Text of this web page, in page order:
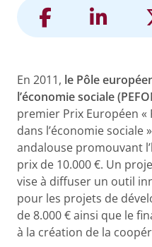
En 2011, le Pôle
l’économie sociale
premier Prix Européen «
dans l’économie sociale
andalouse promouvant
prix de 10.000 €. Un
vise à diffuser un outil
pour les projets de
de 8.000 € ainsi que le
à la création de la